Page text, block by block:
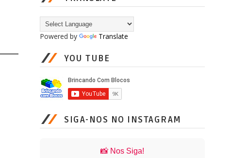
Powered by Translate
YOU TUBE
SIGA-NOS NO INSTAGRAM
📸 Nos Siga!